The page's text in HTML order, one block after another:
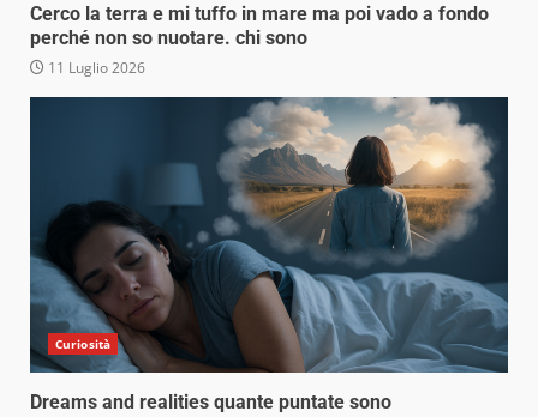
Cerco la terra e mi tuffo in mare ma poi vado a fondo
perché non so nuotare. chi sono
11 Luglio 2026
Curiosità
Dreams and realities quante puntate sono